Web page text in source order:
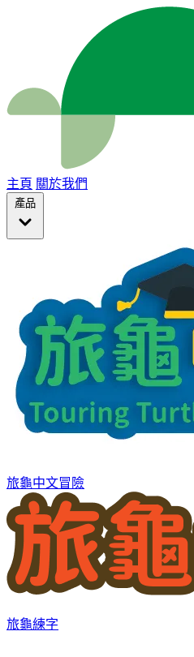
主頁 關於我們
產品
旅龜中文冒險
旅龜練字